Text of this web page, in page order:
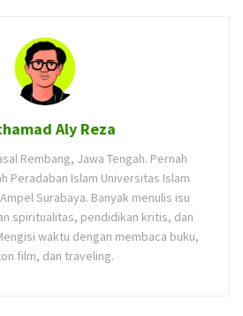
Aly Reza
Rembang, Jawa Tengah. Pernah
Peradaban Islam Universitas Islam
Surabaya. Banyak menulis isu
spiritualitas, pendidikan kritis, dan
waktu dengan membaca buku,
film, dan traveling.